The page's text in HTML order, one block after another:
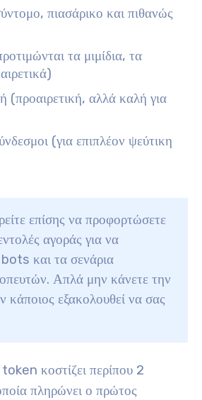
πιασάρικο και πιθανώς
τα μιμίδια, τα
(προαιρετική, αλλά καλή για
(για επιπλέον ψεύτικη
επίσης να προφορτώσετε
αγοράς για να
και τα σενάρια
Απλά μην κάνετε την
κάποιος εξακολουθεί να σας
κοστίζει περίπου 2
πληρώνει ο πρώτος